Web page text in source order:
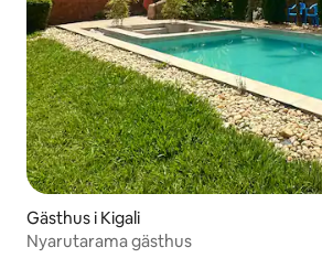
Gästhus i Kigali
Nyarutarama gästhus